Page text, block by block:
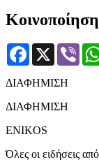
Facebook
X
ΔΙΑΦΗΜΙΣΗ
ΔΙΑΦΗΜΙΣΗ
ENIKOS
Όλες οι ειδήσεις